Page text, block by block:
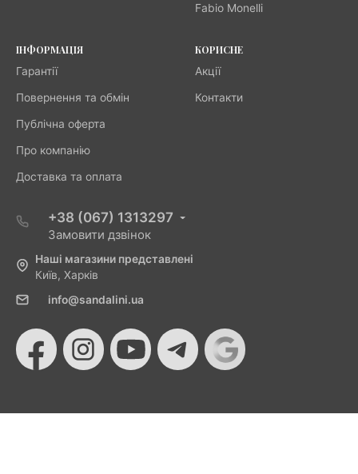
Fabio Monelli
ІНФОРМАЦІЯ
Гарантії
Повернення та обмін
Публічна оферта
Про компанію
Доставка та оплата
КОРИСНЕ
Акції
Контакти
+38 (067) 1313297
Замовити дзвінок
Наші магазини представлені
Київ, Харків
info@sandalini.ua